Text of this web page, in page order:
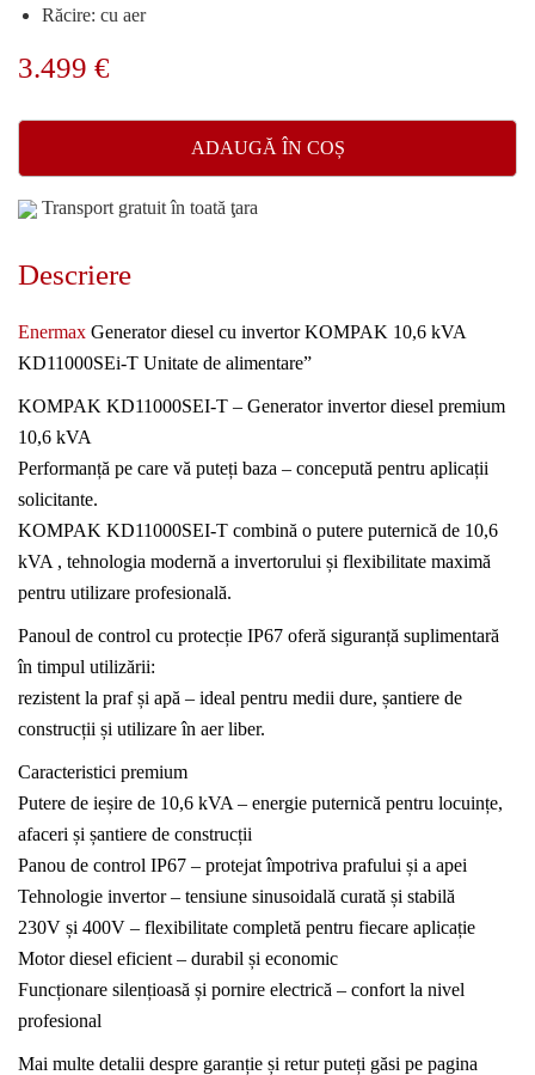
Răcire: cu aer
3.499 €
ADAUGĂ ÎN COȘ
Transport gratuit în toată ţara
Descriere
Enermax Generator diesel cu invertor KOMPAK 10,6 kVA
KD11000SEi-T Unitate de alimentare”
KOMPAK KD11000SEI-T – Generator invertor diesel premium
10,6 kVA
Performanță pe care vă puteți baza – concepută pentru aplicații
solicitante.
KOMPAK KD11000SEI-T combină o putere puternică de 10,6
kVA , tehnologia modernă a invertorului și flexibilitate maximă
pentru utilizare profesională.
Panoul de control cu ​​protecție IP67 oferă siguranță suplimentară
în timpul utilizării:
rezistent la praf și apă – ideal pentru medii dure, șantiere de
construcții și utilizare în aer liber.
Caracteristici premium
Putere de ieșire de 10,6 kVA – energie puternică pentru locuințe,
afaceri și șantiere de construcții
Panou de control IP67 – protejat împotriva prafului și a apei
Tehnologie invertor – tensiune sinusoidală curată și stabilă
230V și 400V – flexibilitate completă pentru fiecare aplicație
Motor diesel eficient – ​​durabil și economic
Funcționare silențioasă și pornire electrică – confort la nivel
profesional
Mai multe detalii despre garanție și retur puteți găsi pe pagina